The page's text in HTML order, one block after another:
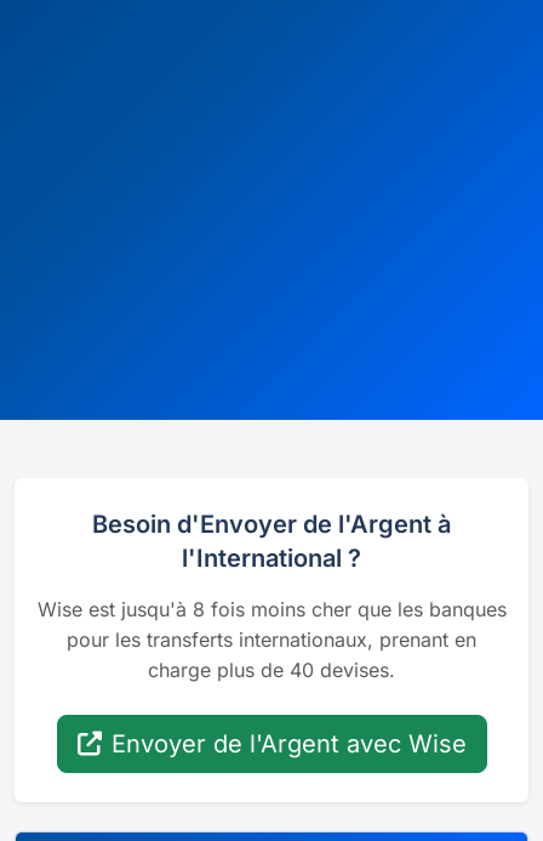
Besoin d'Envoyer de l'Argent à
l'International ?
Wise est jusqu'à 8 fois moins cher que les banques
pour les transferts internationaux, prenant en
charge plus de 40 devises.
Envoyer de l'Argent avec Wise